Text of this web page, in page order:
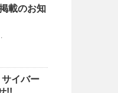
載のお知
イバー